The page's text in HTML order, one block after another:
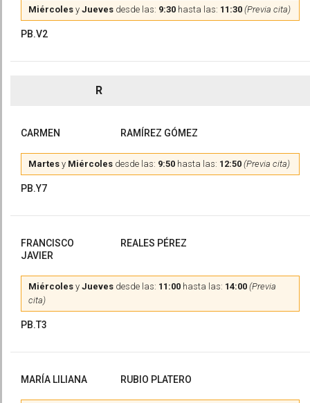
Miércoles y Jueves desde las: 9:30 hasta las: 11:30 (Previa cita)
PB.V2
R
CARMEN RAMÍREZ GÓMEZ
Martes y Miércoles desde las: 9:50 hasta las: 12:50 (Previa cita)
PB.Y7
FRANCISCO
JAVIER
REALES PÉREZ
Miércoles y Jueves desde las: 11:00 hasta las: 14:00 (Previa
cita)
PB.T3
MARÍA LILIANA RUBIO PLATERO